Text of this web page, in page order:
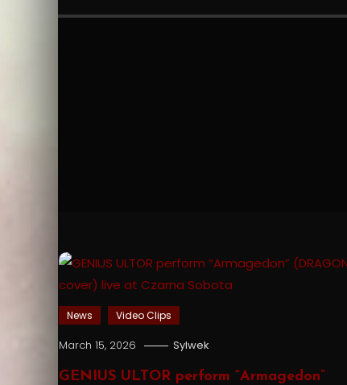
News Video Clips
March 15, 2026 Sylwek
GENIUS ULTOR perform “Armagedon”